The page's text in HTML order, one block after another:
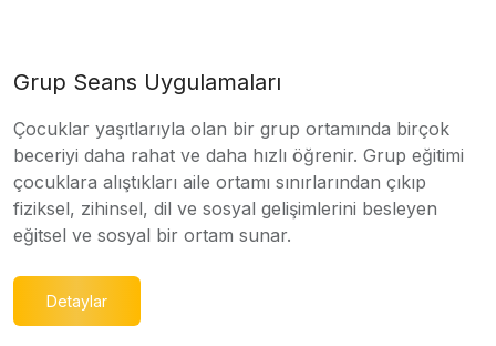
Grup Seans Uygulamaları
Çocuklar yaşıtlarıyla olan bir grup ortamında birçok
beceriyi daha rahat ve daha hızlı öğrenir. Grup eğitimi
çocuklara alıştıkları aile ortamı sınırlarından çıkıp
fiziksel, zihinsel, dil ve sosyal gelişimlerini besleyen
eğitsel ve sosyal bir ortam sunar.
Detaylar